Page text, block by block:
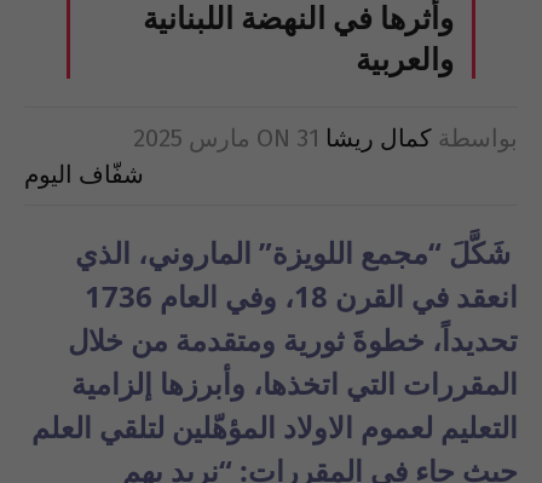
وأثرها في النهضة اللبنانية
والعربية
بواسطة كمال ريشا ON 31 مارس 2025
شفّاف اليوم
شَكَّلَ “مجمع اللويزة” الماروني، الذي
انعقد في القرن 18، وفي العام 1736
تحديداً، خطوةَ ثورية ومتقدمة من خلال
المقررات التي اتخذها، وأبرزها إلزامية
التعليم لعموم الاولاد المؤهّلين لتلقي العلم
حيث جاء في المقررات: “نريد بهم